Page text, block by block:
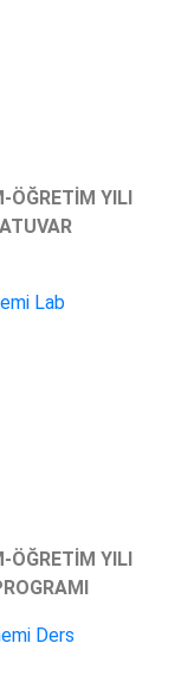
YILI
Lab
YILI
Ders